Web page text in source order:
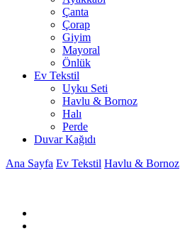
Çanta
Çorap
Giyim
Mayoral
Önlük
Ev Tekstil
Uyku Seti
Havlu & Bornoz
Halı
Perde
Duvar Kağıdı
Ana Sayfa Ev Tekstil Havlu & Bornoz